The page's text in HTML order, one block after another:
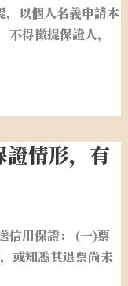
，以個人名義申請本
得徵提保證人，
證情形，有
信用保證： (一)票
或知悉其退票尚未